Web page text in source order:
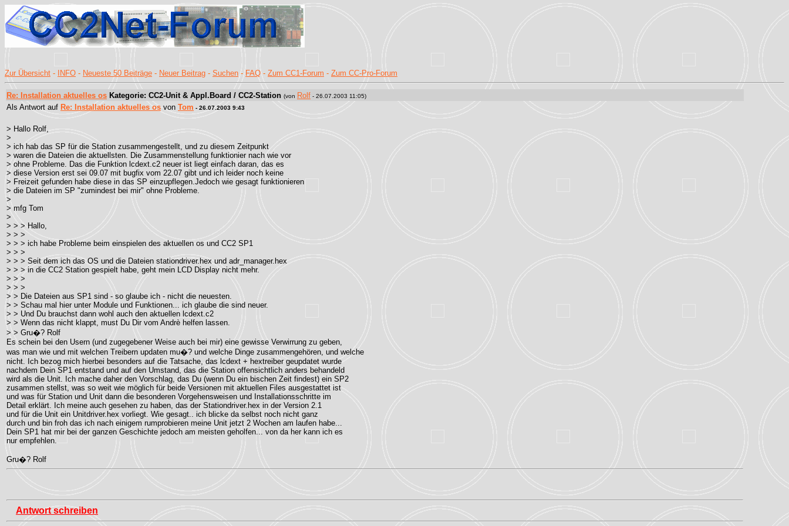
Zur Übersicht - INFO - Neueste 50 Beiträge - Neuer Beitrag - Suchen - FAQ - Zum CC1-Forum - Zum CC-Pro-Forum
Re: Installation aktuelles os Kategorie: CC2-Unit & Appl.Board / CC2-Station (von Rolf - 26.07.2003 11:05)
Als Antwort auf Re: Installation aktuelles os von Tom - 26.07.2003 9:43
> Hallo Rolf,
>
> ich hab das SP für die Station zusammengestellt, und zu diesem Zeitpunkt
> waren die Dateien die aktuellsten. Die Zusammenstellung funktionier nach wie vor
> ohne Probleme. Das die Funktion lcdext.c2 neuer ist liegt einfach daran, das es
> diese Version erst sei 09.07 mit bugfix vom 22.07 gibt und ich leider noch keine
> Freizeit gefunden habe diese in das SP einzupflegen.Jedoch wie gesagt funktionieren
> die Dateien im SP "zumindest bei mir" ohne Probleme.
>
> mfg Tom
>
> > > Hallo,
> > >
> > > ich habe Probleme beim einspielen des aktuellen os und CC2 SP1
> > >
> > > Seit dem ich das OS und die Dateien stationdriver.hex und adr_manager.hex
> > > in die CC2 Station gespielt habe, geht mein LCD Display nicht mehr.
> > >
> > >
> > Die Dateien aus SP1 sind - so glaube ich - nicht die neuesten.
> > Schau mal hier unter Module und Funktionen... ich glaube die sind neuer.
> > Und Du brauchst dann wohl auch den aktuellen lcdext.c2
> > Wenn das nicht klappt, must Du Dir vom Andrè helfen lassen.
> > Gru�? Rolf
Es schein bei den Usern (und zugegebener Weise auch bei mir) eine gewisse Verwirrung zu geben,
was man wie und mit welchen Treibern updaten mu�? und welche Dinge zusammengehören, und welche
nicht. Ich bezog mich hierbei besonders auf die Tatsache, das lcdext + hextreiber geupdatet wurde
nachdem Dein SP1 entstand und auf den Umstand, das die Station offensichtlich anders behandeld
wird als die Unit. Ich mache daher den Vorschlag, das Du (wenn Du ein bischen Zeit findest) ein SP2
zusammen stellst, was so weit wie möglich für beide Versionen mit aktuellen Files ausgestattet ist
und was für Station und Unit dann die besonderen Vorgehensweisen und Installationsschritte im
Detail erklärt. Ich meine auch gesehen zu haben, das der Stationdriver.hex in der Version 2.1
und für die Unit ein Unitdriver.hex vorliegt. Wie gesagt.. ich blicke da selbst noch nicht ganz
durch und bin froh das ich nach einigem rumprobieren meine Unit jetzt 2 Wochen am laufen habe...
Dein SP1 hat mir bei der ganzen Geschichte jedoch am meisten geholfen... von da her kann ich es
nur empfehlen.
Gru�? Rolf
Antwort schreiben